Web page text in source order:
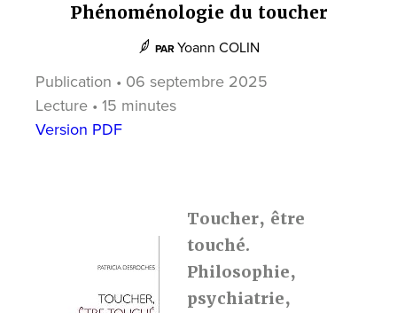
Phénoménologie du toucher
PAR Yoann COLIN
Publication • 06 septembre 2025
Lecture • 15 minutes
Version PDF
Toucher, être
touché.
Philosophie,
psychiatrie,